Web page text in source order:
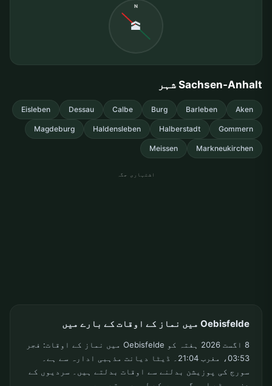
N
🕋
Sachsen-Anhalt شہر
Aken
Barleben
Burg
Calbe
Dessau
Eisleben
Gommern
Halberstadt
Haldensleben
Magdeburg
Markneukirchen
Meissen
اشتہاری جگہ
Oebisfelde میں نماز کے اوقات کے بارے میں
8 اگست 2026 ہفتہ کو Oebisfelde میں نماز کے اوقات: فجر
03:53، مغرب 21:04۔ ڈیٹا دیانت مذہبی ادارہ سے ہے۔
سورج کی پوزیشن بدلنے سے اوقات بدلتے ہیں۔ سردیوں کے